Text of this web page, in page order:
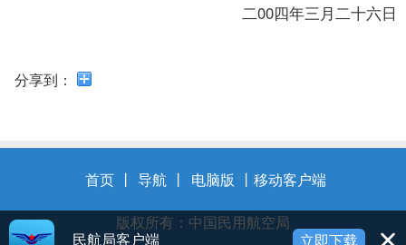
二00四年三月二十六日
分享到：
首页 丨 导航 丨 电脑版 丨 移动客户端
版权所有：中国民用航空局
民航局客户端
立即下载